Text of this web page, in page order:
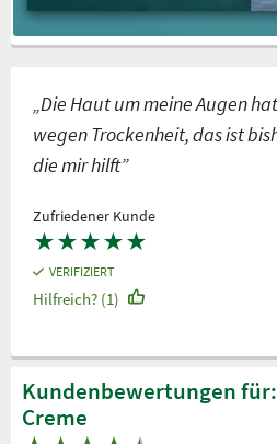
„Die Haut um meine Augen
wegen Trockenheit, das ist
die mir hilft”
Zufriedener Kunde
★★★★★
VERIFIZIERT
Hilfreich? (1)
Kundenbewertungen
Creme